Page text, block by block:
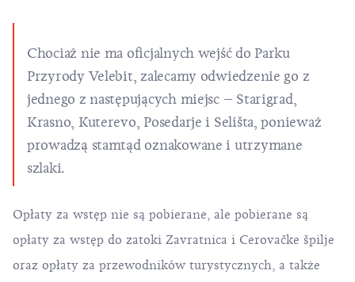
Chociaż nie ma oficjalnych wejść do Parku
Przyrody Velebit, zalecamy odwiedzenie go z
jednego z następujących miejsc – Starigrad,
Krasno, Kuterevo, Posedarje i Selišta, ponieważ
prowadzą stamtąd oznakowane i utrzymane
szlaki.
Opłaty za wstęp nie są pobierane, ale pobierane są
opłaty za wstęp do zatoki Zavratnica i Cerovačke špilje
oraz opłaty za przewodników turystycznych, a także